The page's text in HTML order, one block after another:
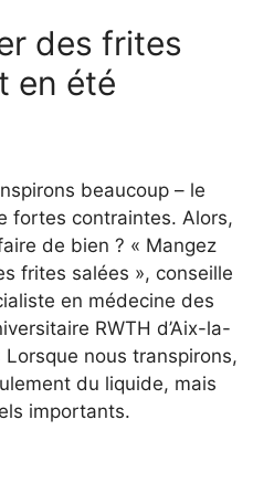
des frites
en été
beaucoup – le
fortes contraintes. Alors,
de bien ? « Mangez
frites salées », conseille
en médecine des
RWTH d’Aix-la-
Lorsque nous transpirons,
du liquide, mais
importants.